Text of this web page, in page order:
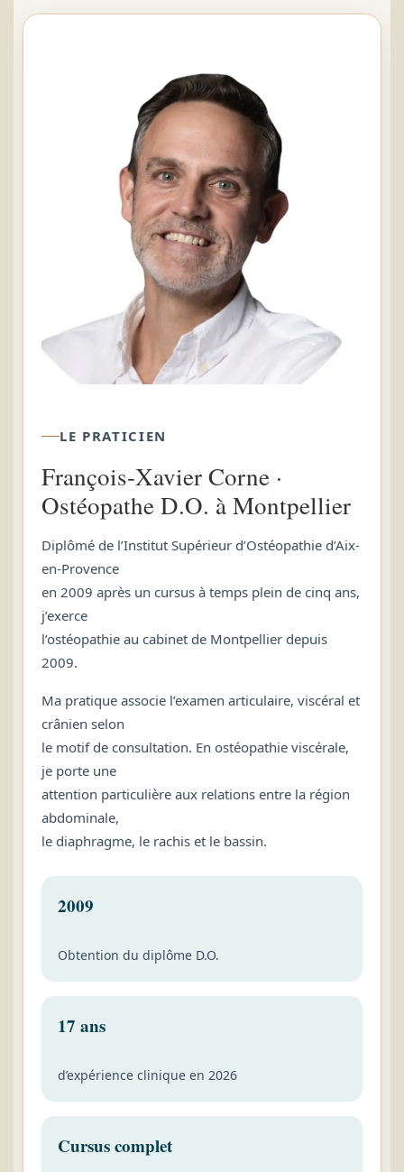
LE PRATICIEN
François-Xavier Corne ·
Ostéopathe D.O. à Montpellier
Diplômé de l’Institut Supérieur d’Ostéopathie d’Aix-
en-Provence
en 2009 après un cursus à temps plein de cinq ans,
j’exerce
l’ostéopathie au cabinet de Montpellier depuis
2009.
Ma pratique associe l’examen articulaire, viscéral et
crânien selon
le motif de consultation. En ostéopathie viscérale,
je porte une
attention particulière aux relations entre la région
abdominale,
le diaphragme, le rachis et le bassin.
2009
Obtention du diplôme D.O.
17 ans
d’expérience clinique en 2026
Cursus complet